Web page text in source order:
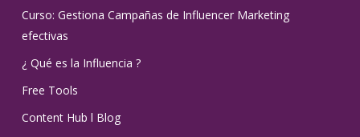
Curso: Gestiona Campañas de Influencer Marketing
efectivas
¿ Qué es la Influencia ?
Free Tools
Content Hub l Blog